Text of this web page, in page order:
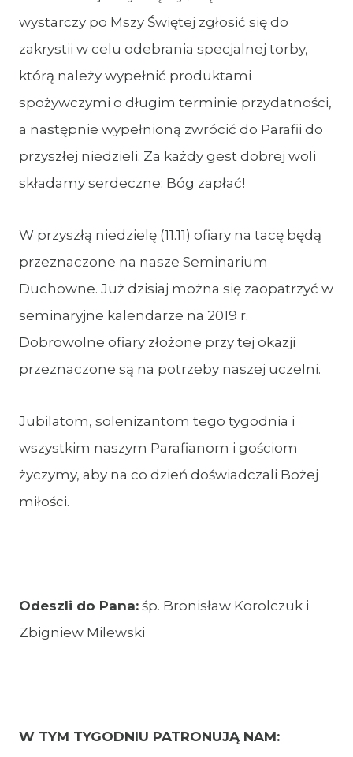
wystarczy po Mszy Świętej zgłosić się do
zakrystii w celu odebrania specjalnej torby,
którą należy wypełnić produktami
spożywczymi o długim terminie przydatności,
a następnie wypełnioną zwrócić do Parafii do
przyszłej niedzieli. Za każdy gest dobrej woli
składamy serdeczne: Bóg zapłać!
W przyszłą niedzielę (11.11) ofiary na tacę będą
przeznaczone na nasze Seminarium
Duchowne. Już dzisiaj można się zaopatrzyć w
seminaryjne kalendarze na 2019 r.
Dobrowolne ofiary złożone przy tej okazji
przeznaczone są na potrzeby naszej uczelni.
Jubilatom, solenizantom tego tygodnia i
wszystkim naszym Parafianom i gościom
życzymy, aby na co dzień doświadczali Bożej
miłości.
Odeszli do Pana: śp. Bronisław Korolczuk i
Zbigniew Milewski
W TYM TYGODNIU PATRONUJĄ NAM: